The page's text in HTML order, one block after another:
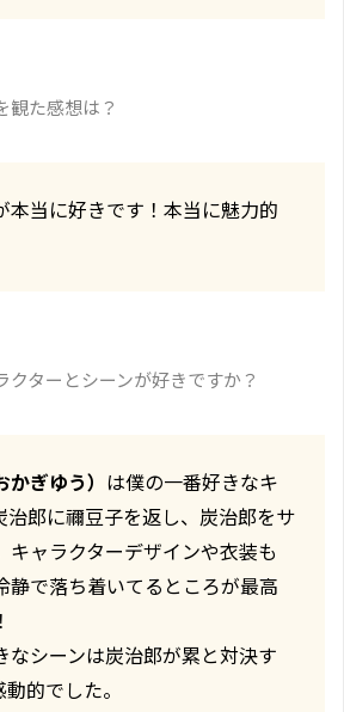
た感想は？
本当に好きです！本当に魅力的
ターとシーンが好きですか？
ぎゆう） は僕の一番好きなキ
治郎に禰豆子を返し、炭治郎をサ
キャラクターデザインや衣装も
静で落ち着いてるところが最高
なシーンは炭治郎が累と対決す
的でした。